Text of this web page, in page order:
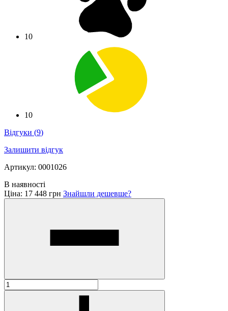
10
10
Відгуки (9)
Залишити відгук
Артикул: 0001026
В наявності
Ціна: 17 448 грн Знайшли дешевше?